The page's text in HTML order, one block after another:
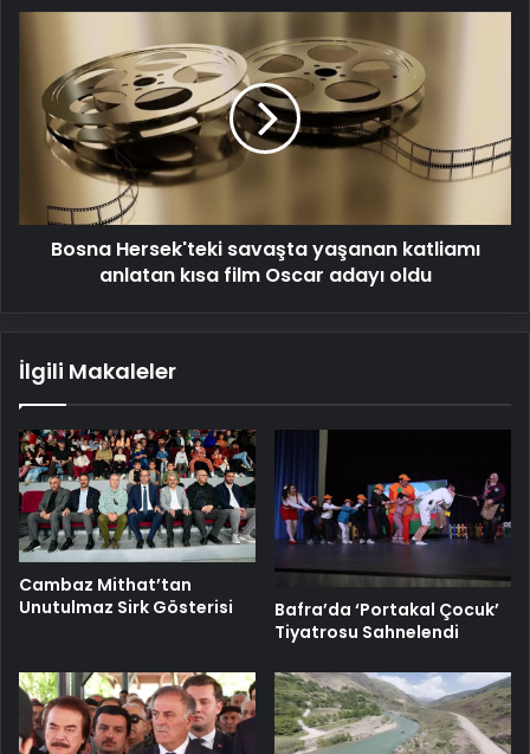
savaşta
yaşanan
katliamı
anlatan
Oscar
adayıBosna Hersek'teki savaşta yaşanan katliamı
anlatan kısa film Oscar adayı oldu
İlgili Makaleler
Cambaz Mithat’tan
Unutulmaz Sirk Gösterisi
Bafra’da ‘Portakal Çocuk’
Tiyatrosu Sahnelendi